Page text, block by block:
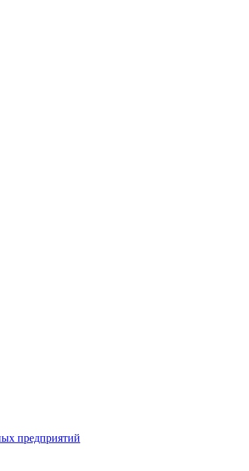
предприятий